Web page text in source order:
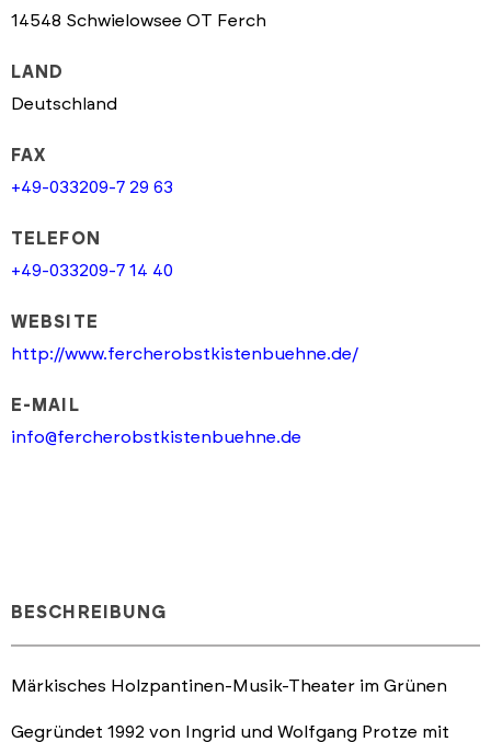
14548 Schwielowsee OT Ferch
LAND
Deutschland
FAX
+49-033209-7 29 63
TELEFON
+49-033209-7 14 40
WEBSITE
http://www.fercherobstkistenbuehne.de/
E-MAIL
info@fercherobstkistenbuehne.de
BESCHREIBUNG
Märkisches Holzpantinen-Musik-Theater im Grünen
Gegründet 1992 von Ingrid und Wolfgang Protze mit